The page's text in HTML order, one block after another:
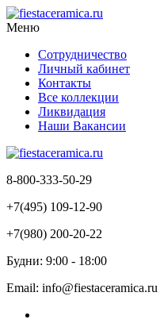
Меню
Сотрудничество
Личный кабинет
Контакты
Все коллекции
Ликвидация
Наши Вакансии
8-800-333-50-29
+7(495) 109-12-90
+7(980) 200-20-22
Будни: 9:00 - 18:00
Email: info@fiestaceramica.ru